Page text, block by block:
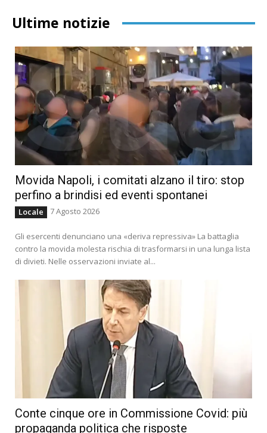
Ultime notizie
Movida Napoli, i comitati alzano il tiro: stop
perfino a brindisi ed eventi spontanei
Locale 7 Agosto 2026
Gli esercenti denunciano una «deriva repressiva» La battaglia
contro la movida molesta rischia di trasformarsi in una lunga lista
di divieti. Nelle osservazioni inviate al...
Conte cinque ore in Commissione Covid: più
propaganda politica che risposte